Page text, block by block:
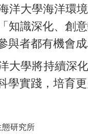
大學海洋環
知識深化、創
與者都有機會
大學將持續深
學實踐，培育
態研究所